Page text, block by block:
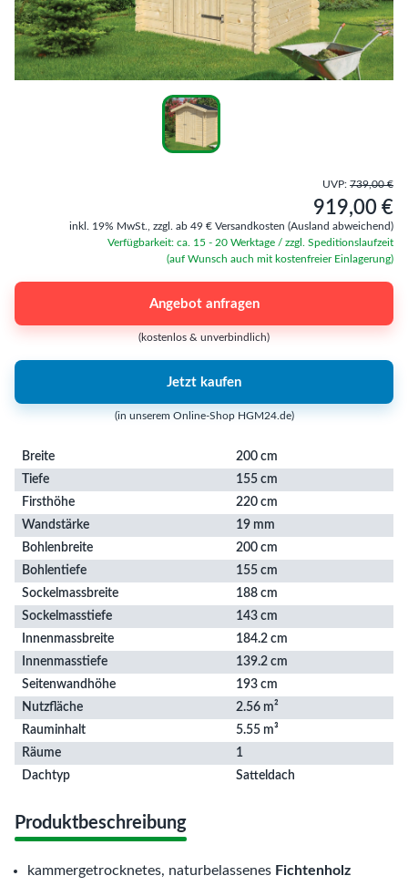
UVP: 739,00 €
919,00 €
inkl. 19% MwSt., zzgl. ab 49 € Versandkosten (Ausland abweichend)
Verfügbarkeit: ca. 15 - 20 Werktage / zzgl. Speditionslaufzeit
(auf Wunsch auch mit kostenfreier Einlagerung)
Angebot anfragen
(kostenlos & unverbindlich)
Jetzt kaufen
(in unserem Online-Shop HGM24.de)
Breite
200 cm
Tiefe
155 cm
Firsthöhe
220 cm
Wandstärke
19 mm
Bohlenbreite
200 cm
Bohlentiefe
155 cm
Sockelmassbreite
188 cm
Sockelmasstiefe
143 cm
Innenmassbreite
184.2 cm
Innenmasstiefe
139.2 cm
Seitenwandhöhe
193 cm
Nutzfläche
2.56 m²
Rauminhalt
5.55 m³
Räume
1
Dachtyp
Satteldach
Produktbeschreibung
kammergetrocknetes, naturbelassenes Fichtenholz